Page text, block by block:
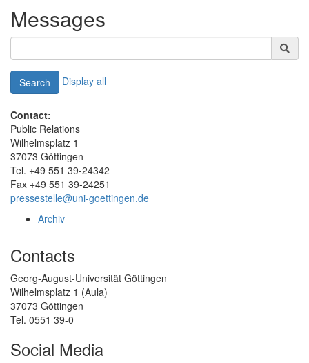
Messages
Search Display all
Contact:
Public Relations
Wilhelmsplatz 1
37073 Göttingen
Tel. +49 551 39-24342
Fax +49 551 39-24251
pressestelle@uni-goettingen.de
Archiv
Contacts
Georg-August-Universität Göttingen
Wilhelmsplatz 1 (Aula)
37073 Göttingen
Tel. 0551 39-0
Social Media